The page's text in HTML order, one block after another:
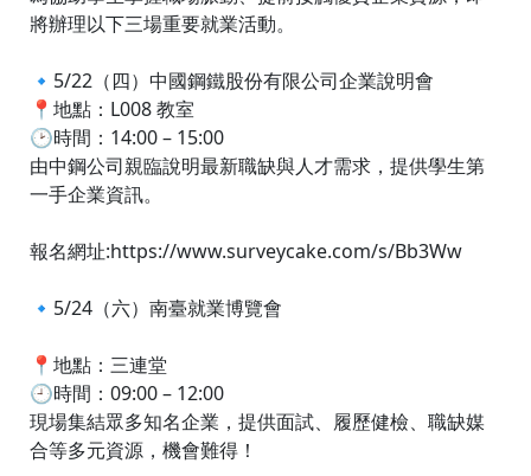
將辦理以下三場重要就業活動。
🔹5/22（四）中國鋼鐵股份有限公司企業說明會
📍地點：L008 教室
🕑時間：14:00 – 15:00
由中鋼公司親臨說明最新職缺與人才需求，提供學生第
一手企業資訊。
報名網址:https://www.surveycake.com/s/Bb3Ww
🔹5/24（六）南臺就業博覽會
📍地點：三連堂
🕘時間：09:00 – 12:00
現場集結眾多知名企業，提供面試、履歷健檢、職缺媒
合等多元資源，機會難得！